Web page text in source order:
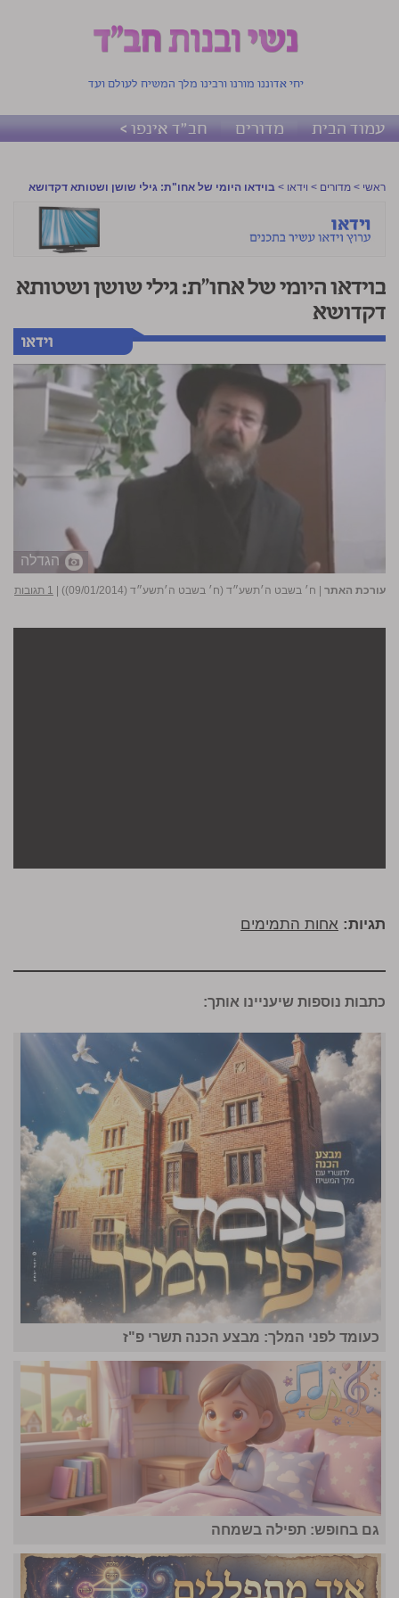
יחי אדוננו מורנו ורבינו מלך המשיח לעולם ועד
עמוד הבית מדורים חב"ד אינפו >
ראשי > מדורים > וידאו > בוידאו היומי של אחו"ת: גילי שושן ושטותא דקדושא
בוידאו היומי של אחו"ת: גילי שושן ושטותא
דקדושא
הגדלה
עורכת האתר | ח׳ בשבט ה׳תשע״ד (ח׳ בשבט ה׳תשע״ד (09/01/2014)) | 1 תגובות
תגיות: אחות התמימים
כתבות נוספות שיעניינו אותך:
כעומד לפני המלך: מבצע הכנה תשרי פ"ז
גם בחופש: תפילה בשמחה